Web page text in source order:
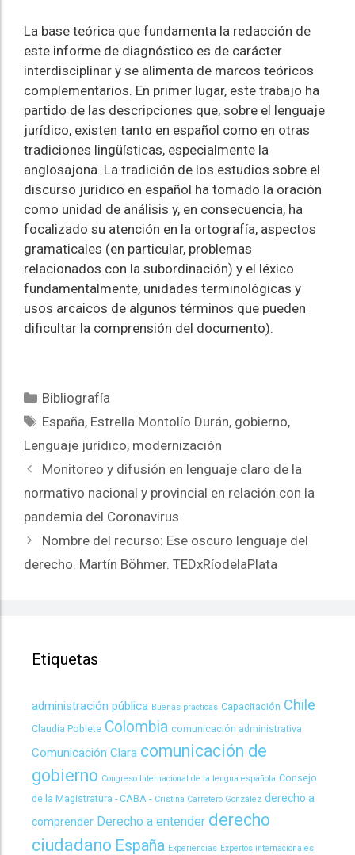
La base teórica que fundamenta la redacción de
este informe de diagnóstico es de carácter
interdisciplinar y se alimenta de marcos teóricos
complementarios. En primer lugar, este trabajo ha
partido de las descripciones que, sobre el lenguaje
jurídico, existen tanto en español como en otras
tradiciones lingüísticas, especialmente la
anglosajona. La tradición de los estudios sobre el
discurso jurídico en español ha tomado la oración
como unidad de análisis y, en consecuencia, ha
focalizado su atención en la ortografía, aspectos
gramaticales (en particular, problemas
relacionados con la subordinación) y el léxico
fundamentalmente, unidades terminológicas y
usos arcaicos de algunos términos que pueden
dificultar la comprensión del documento).
Bibliografía
España, Estrella Montolío Durán, gobierno,
Lenguaje jurídico, modernización
Monitoreo y difusión en lenguaje claro de la
normativo nacional y provincial en relación con la
pandemia del Coronavirus
Nombre del recurso: Ese oscuro lenguaje del
derecho. Martín Böhmer. TEDxRíodelaPlata
Etiquetas
administración pública Buenas prácticas Capacitación Chile
Claudia Poblete Colombia comunicación administrativa
Comunicación Clara comunicación de
gobierno Congreso Internacional de la lengua española Consejo
de la Magistratura - CABA - Cristina Carretero González derecho a
comprender Derecho a entender derecho
ciudadano España Experiencias Expertos internacionales